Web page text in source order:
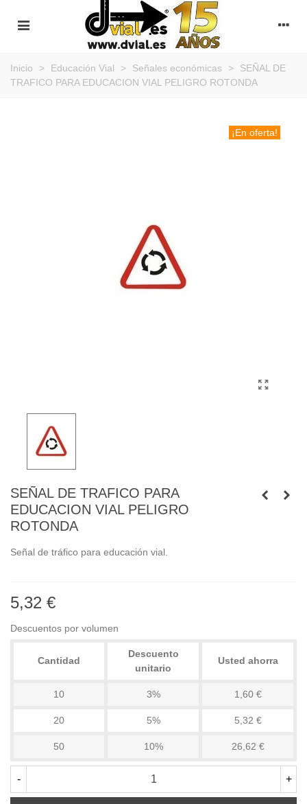
Inicio > Educación Vial > Señales económicas >
SEÑAL DE
TRAFICO PARA EDUCACION VIAL PELIGRO ROTONDA
¡En oferta!
SEÑAL DE TRAFICO PARA
EDUCACION VIAL PELIGRO
ROTONDA
Señal de tráfico para educación vial.
5,32 €
Descuentos por volumen
Cantidad
Descuento
unitario
Usted ahorra
10 3% 1,60 €
20 5% 5,32 €
50 10% 26,62 €
- +